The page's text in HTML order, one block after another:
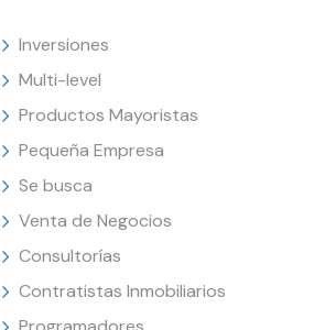
Inversiones
Multi-level
Productos Mayoristas
Pequeña Empresa
Se busca
Venta de Negocios
Consultorías
Contratistas Inmobiliarios